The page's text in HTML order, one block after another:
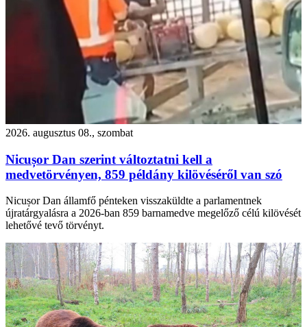
2026. augusztus 08., szombat
Nicușor Dan szerint változtatni kell a
medvetörvényen, 859 példány kilövéséről van szó
Nicușor Dan államfő pénteken visszaküldte a parlamentnek
újratárgyalásra a 2026-ban 859 barnamedve megelőző célú kilövését
lehetővé tevő törvényt.